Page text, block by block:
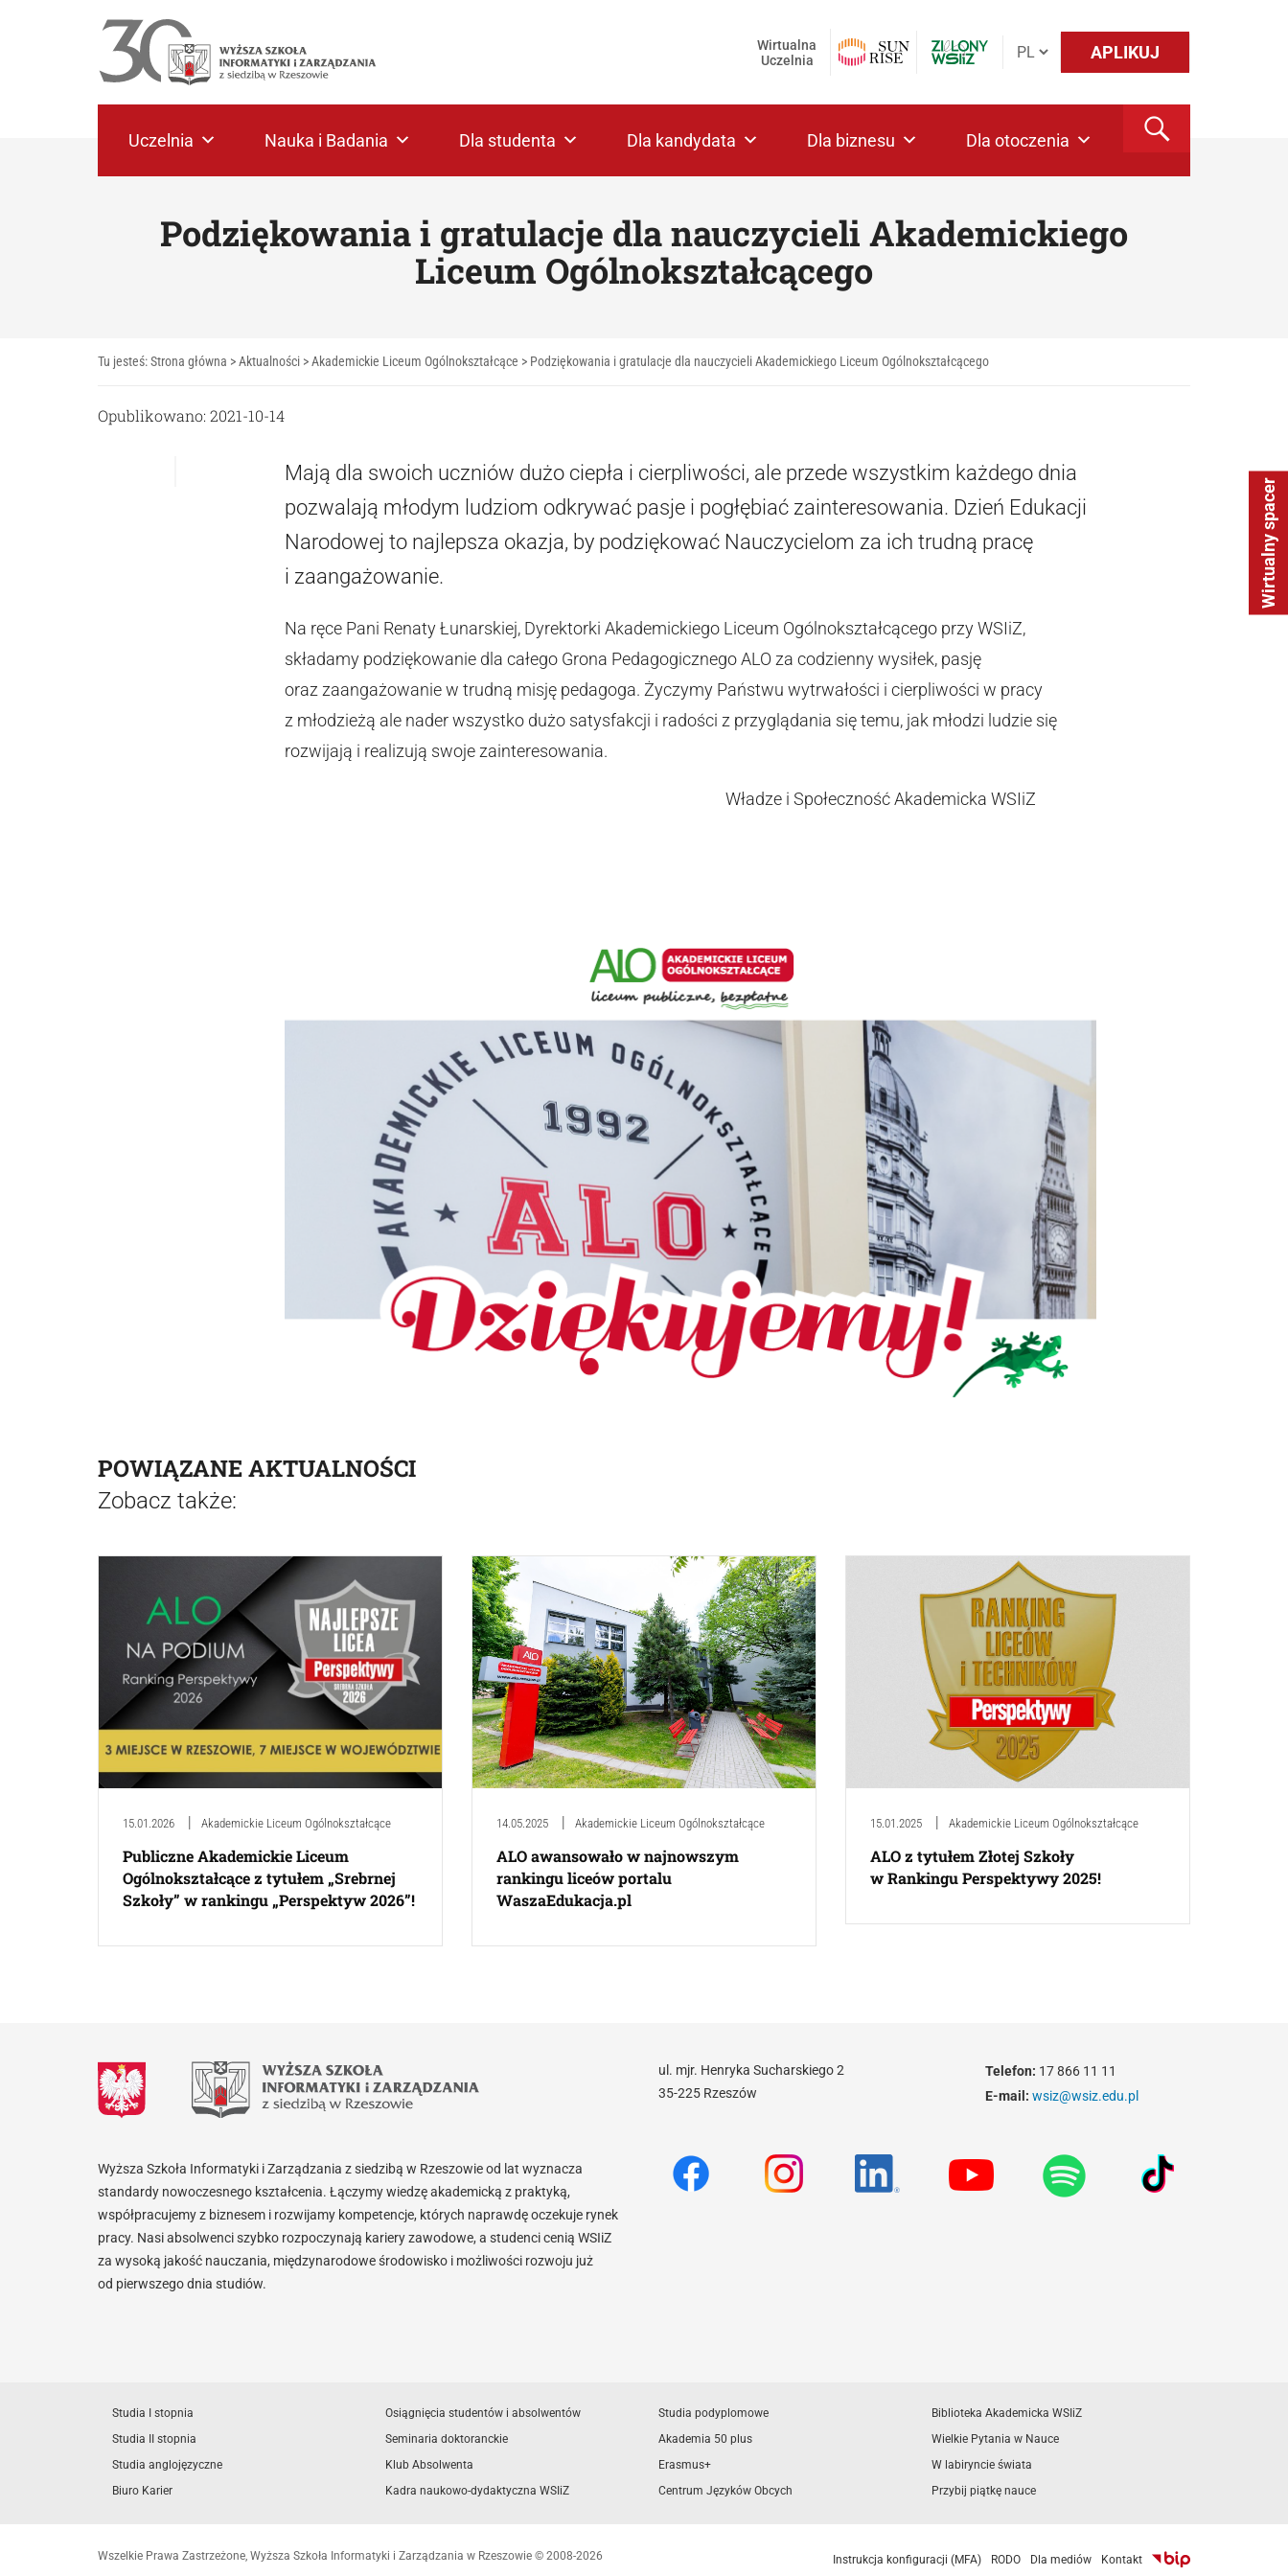
Wirtualny spacer
APLIKUJ
Wirtualna
Uczelnia
Uczelnia Nauka i Badania Dla studenta Dla kandydata Dla biznesu Dla otoczenia
Podziękowania i gratulacje dla nauczycieli Akademickiego
Liceum Ogólnokształcącego
Tu jesteś:Strona główna >Aktualności >Akademickie Liceum Ogólnokształcące > Podziękowania i gratulacje dla nauczycieli Akademickiego Liceum Ogólnokształcącego
Opublikowano: 2021-10-14
Mają dla swoich uczniów dużo ciepła i cierpliwości, ale przede wszystkim każdego dnia
pozwalają młodym ludziom odkrywać pasje i pogłębiać zainteresowania. Dzień Edukacji
Narodowej to najlepsza okazja, by podziękować Nauczycielom za ich trudną pracę
i zaangażowanie.
Na ręce Pani Renaty Łunarskiej, Dyrektorki Akademickiego Liceum Ogólnokształcącego przy WSIiZ,
składamy podziękowanie dla całego Grona Pedagogicznego ALO za codzienny wysiłek, pasję
oraz zaangażowanie w trudną misję pedagoga. Życzymy Państwu wytrwałości i cierpliwości w pracy
z młodzieżą ale nader wszystko dużo satysfakcji i radości z przyglądania się temu, jak młodzi ludzie się
rozwijają i realizują swoje zainteresowania.
Władze i Społeczność Akademicka WSIiZ
POWIĄZANE AKTUALNOŚCI
Zobacz także:
15.01.2026 Akademickie Liceum Ogólnokształcące
Publiczne Akademickie Liceum
Ogólnokształcące z tytułem „Srebrnej
Szkoły” w rankingu „Perspektyw 2026”!
14.05.2025 Akademickie Liceum Ogólnokształcące
ALO awansowało w najnowszym
rankingu liceów portalu
WaszaEdukacja.pl
15.01.2025 Akademickie Liceum Ogólnokształcące
ALO z tytułem Złotej Szkoły
w Rankingu Perspektywy 2025!
Wyższa Szkoła Informatyki i Zarządzania z siedzibą w Rzeszowie od lat wyznacza
standardy nowoczesnego kształcenia. Łączymy wiedzę akademicką z praktyką,
współpracujemy z biznesem i rozwijamy kompetencje, których naprawdę oczekuje rynek
pracy. Nasi absolwenci szybko rozpoczynają kariery zawodowe, a studenci cenią WSIiZ
za wysoką jakość nauczania, międzynarodowe środowisko i możliwości rozwoju już
od pierwszego dnia studiów.
ul. mjr. Henryka Sucharskiego 2
35-225 Rzeszów
Telefon: 17 866 11 11
E-mail: wsiz@wsiz.edu.pl
Studia I stopnia
Studia II stopnia
Studia anglojęzyczne
Biuro Karier
Osiągnięcia studentów i absolwentów
Seminaria doktoranckie
Klub Absolwenta
Kadra naukowo-dydaktyczna WSIiZ
Studia podyplomowe
Akademia 50 plus
Erasmus+
Centrum Języków Obcych
Biblioteka Akademicka WSIiZ
Wielkie Pytania w Nauce
W labiryncie świata
Przybij piątkę nauce
Wszelkie Prawa Zastrzeżone, Wyższa Szkoła Informatyki i Zarządzania w Rzeszowie © 2008-2026 Instrukcja konfiguracji (MFA) RODO Dla mediów Kontakt